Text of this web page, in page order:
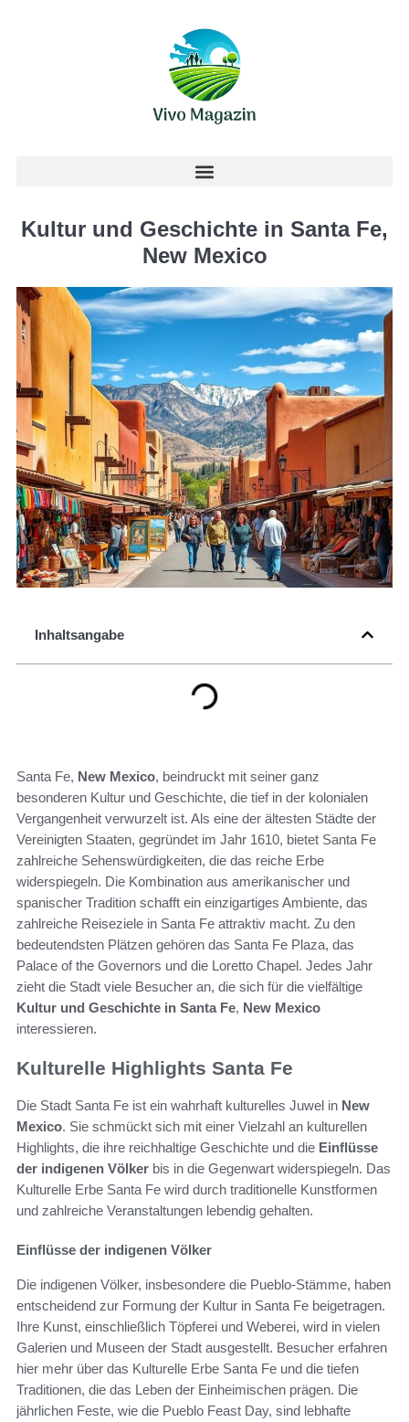
Kultur und Geschichte in Santa Fe,
New Mexico
Inhaltsangabe
Santa Fe, New Mexico, beindruckt mit seiner ganz
besonderen Kultur und Geschichte, die tief in der kolonialen
Vergangenheit verwurzelt ist. Als eine der ältesten Städte der
Vereinigten Staaten, gegründet im Jahr 1610, bietet Santa Fe
zahlreiche Sehenswürdigkeiten, die das reiche Erbe
widerspiegeln. Die Kombination aus amerikanischer und
spanischer Tradition schafft ein einzigartiges Ambiente, das
zahlreiche Reiseziele in Santa Fe attraktiv macht. Zu den
bedeutendsten Plätzen gehören das Santa Fe Plaza, das
Palace of the Governors und die Loretto Chapel. Jedes Jahr
zieht die Stadt viele Besucher an, die sich für die vielfältige
Kultur und Geschichte in Santa Fe, New Mexico
interessieren.
Kulturelle Highlights Santa Fe
Die Stadt Santa Fe ist ein wahrhaft kulturelles Juwel in New
Mexico. Sie schmückt sich mit einer Vielzahl an kulturellen
Highlights, die ihre reichhaltige Geschichte und die Einflüsse
der indigenen Völker bis in die Gegenwart widerspiegeln. Das
Kulturelle Erbe Santa Fe wird durch traditionelle Kunstformen
und zahlreiche Veranstaltungen lebendig gehalten.
Einflüsse der indigenen Völker
Die indigenen Völker, insbesondere die Pueblo-Stämme, haben
entscheidend zur Formung der Kultur in Santa Fe beigetragen.
Ihre Kunst, einschließlich Töpferei und Weberei, wird in vielen
Galerien und Museen der Stadt ausgestellt. Besucher erfahren
hier mehr über das Kulturelle Erbe Santa Fe und die tiefen
Traditionen, die das Leben der Einheimischen prägen. Die
jährlichen Feste, wie die Pueblo Feast Day, sind lebhafte